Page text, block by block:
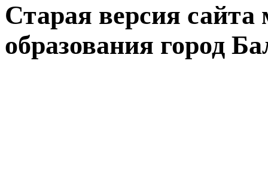
Старая версия
образования город